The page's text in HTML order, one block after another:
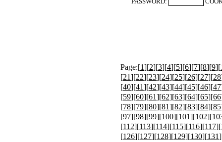
Page:[1][2][3][4][5][6][7][8][9][
[21][22][23][24][25][26][27][28
[40][41][42][43][44][45][46][47
[59][60][61][62][63][64][65][66
[78][79][80][81][82][83][84][85
[97][98][99][100][101][102][
[112][113][114][115][116][117][
[126][127][128][129][130][131